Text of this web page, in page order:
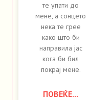
те упати до
мене, а сонцето
нека те грее
како што би
направила јас
кога би бил
покрај мене.
ПОВЕЌЕ...